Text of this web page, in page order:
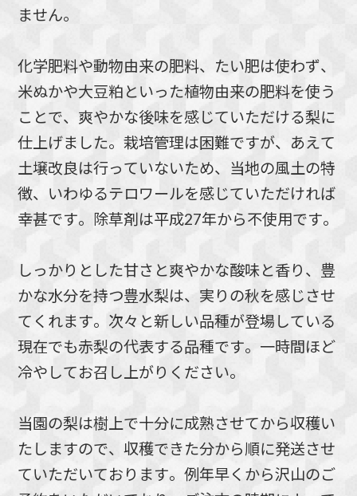
ません。
化学肥料や動物由来の肥料、たい肥は使わず、
米ぬかや大豆粕といった植物由来の肥料を使う
ことで、爽やかな後味を感じていただける梨に
仕上げました。栽培管理は困難ですが、あえて
土壌改良は行っていないため、当地の風土の特
徴、いわゆるテロワールを感じていただければ
幸甚です。除草剤は平成27年から不使用です。
しっかりとした甘さと爽やかな酸味と香り、豊
かな水分を持つ豊水梨は、実りの秋を感じさせ
てくれます。次々と新しい品種が登場している
現在でも赤梨の代表する品種です。一時間ほど
冷やしてお召し上がりください。
当園の梨は樹上で十分に成熟させてから収穫い
たしますので、収穫できた分から順に発送させ
ていただいております。例年早くから沢山のご